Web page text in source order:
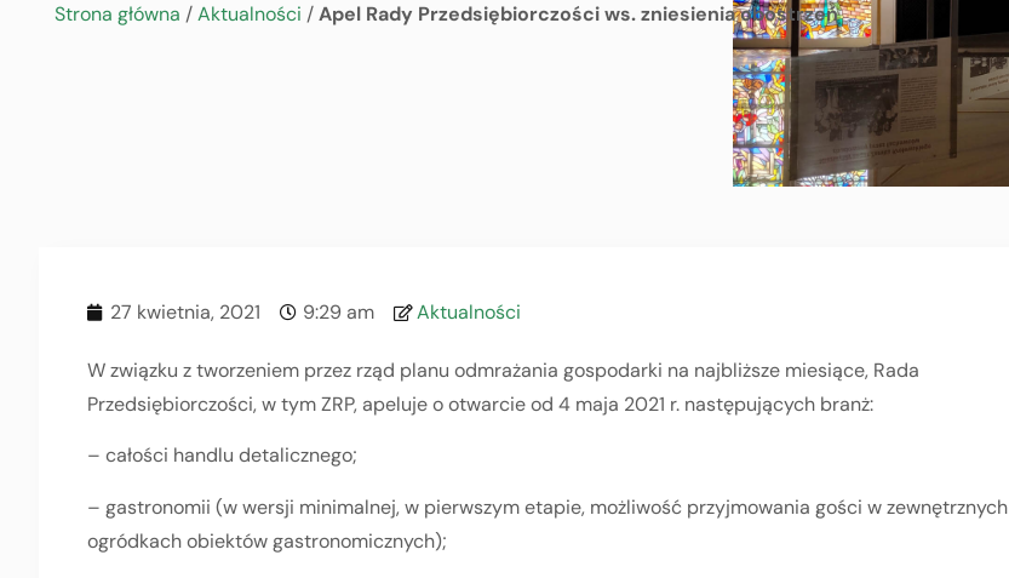
Strona główna /Aktualności /Apel Rady Przedsiębiorczości ws. zniesienia obostrzeń
27 kwietnia, 2021 9:29 am Aktualności
W związku z tworzeniem przez rząd planu odmrażania gospodarki na najbliższe miesiące, Rada
Przedsiębiorczości, w tym ZRP, apeluje o otwarcie od 4 maja 2021 r. następujących branż:
– całości handlu detalicznego;
– gastronomii (w wersji minimalnej, w pierwszym etapie, możliwość przyjmowania gości w zewnętrznych
ogródkach obiektów gastronomicznych);